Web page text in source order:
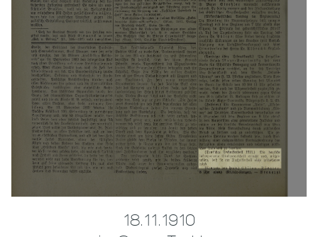
18.11.1910